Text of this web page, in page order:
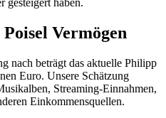
gesteigert haben.
Vermögen
nach beträgt das aktuelle Philipp
Euro. Unsere Schätzung
Streaming-Einnahmen,
Einkommensquellen.